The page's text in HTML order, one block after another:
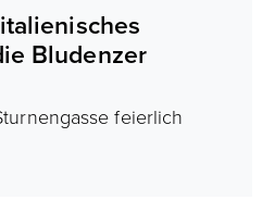
Bludenzer
feierlich